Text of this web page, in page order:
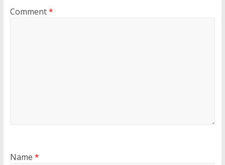
Comment*
Name *